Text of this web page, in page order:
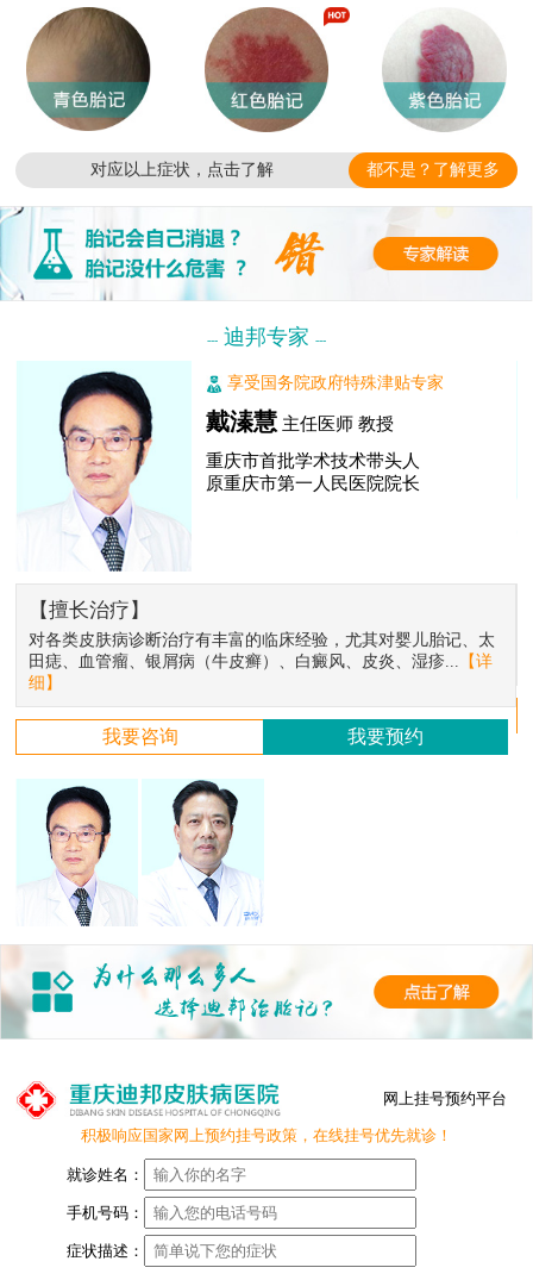
对应以上症状，点击了解 都不是？了解更多
--- 迪邦专家 ---
享受国务院政府特殊津贴专家
戴溱慧 主任医师 教授
重庆市首批学术技术带头人
原重庆市第一人民医院院长
【擅长治疗】
对各类皮肤病诊断治疗有丰富的临床经验，尤其对婴儿胎记、太
田痣、血管瘤、银屑病（牛皮癣）、白癜风、皮炎、湿疹... 【详
细】
我要咨询 我要预约
网上挂号预约平台
积极响应国家网上预约挂号政策，在线挂号优先就诊！
就诊姓名：
手机号码：
症状描述：